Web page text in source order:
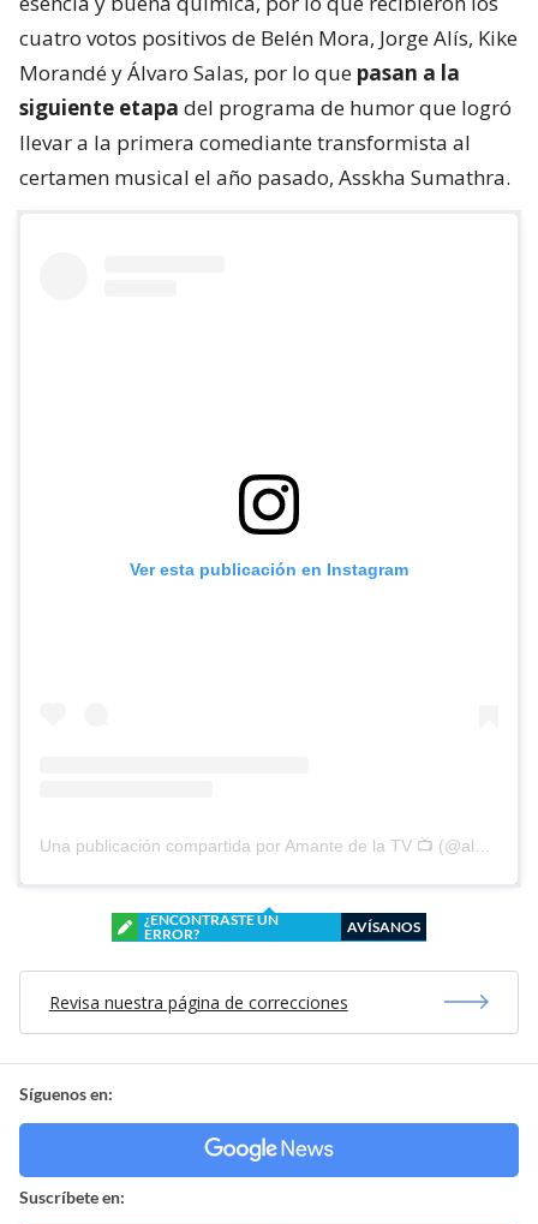
cuatro votos positivos de Belén Mora, Jorge Alís, Kike
Morandé y Álvaro Salas, por lo que pasan a la
siguiente etapa del programa de humor que logró
llevar a la primera comediante transformista al
certamen musical el año pasado, Asskha Sumathra.
Ver esta publicación en Instagram
¿ENCONTRASTE UN
ERROR?
AVÍSANOS
Revisa nuestra página de correcciones
Síguenos en:
Suscríbete en: